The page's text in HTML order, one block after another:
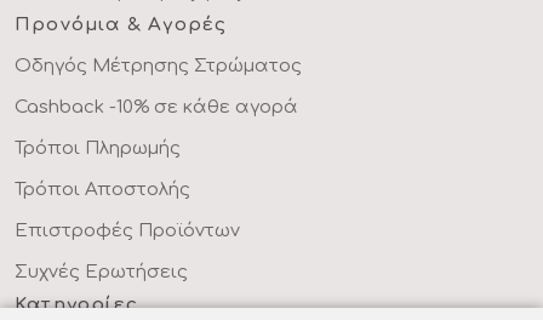
Προνόμια & Αγορές
Οδηγός Μέτρησης Στρώματος
Cashback -10% σε κάθε αγορά
Τρόποι Πληρωμής
Τρόποι Αποστολής
Επιστροφές Προϊόντων
Συχνές Ερωτήσεις
Κατηγορίες